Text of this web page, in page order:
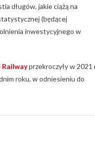
długów, jakie ciążą na
(będącej
inwestycyjnego w
przekroczyły w 2021
roku, w odniesieniu do